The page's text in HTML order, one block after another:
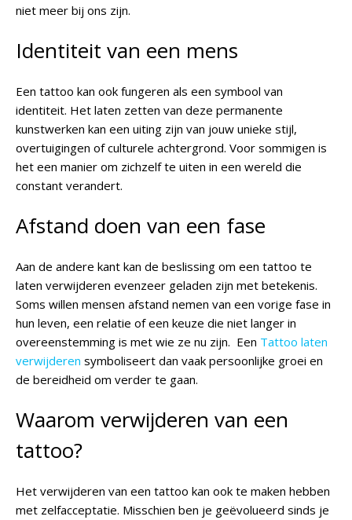
niet meer bij ons zijn.
Identiteit van een mens
Een tattoo kan ook fungeren als een symbool van
identiteit. Het laten zetten van deze permanente
kunstwerken kan een uiting zijn van jouw unieke stijl,
overtuigingen of culturele achtergrond. Voor sommigen is
het een manier om zichzelf te uiten in een wereld die
constant verandert.
Afstand doen van een fase
Aan de andere kant kan de beslissing om een tattoo te
laten verwijderen evenzeer geladen zijn met betekenis.
Soms willen mensen afstand nemen van een vorige fase in
hun leven, een relatie of een keuze die niet langer in
overeenstemming is met wie ze nu zijn. Een Tattoo laten
verwijderen symboliseert dan vaak persoonlijke groei en
de bereidheid om verder te gaan.
Waarom verwijderen van een
tattoo?
Het verwijderen van een tattoo kan ook te maken hebben
met zelfacceptatie. Misschien ben je geëvolueerd sinds je